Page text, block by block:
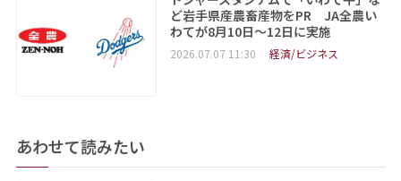
ど岩手県産農畜産物をPR JA全農い
わてが8月10日～12日に実施
2026.07.07 11:30 経済/ビジネス
あわせて読みたい